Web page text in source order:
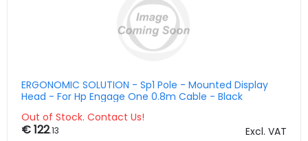
ERGONOMIC SOLUTION - Sp1 Pole - Mounted Display
Head - For Hp Engage One 0.8m Cable - Black
Out of Stock. Contact Us!
€ 122.13 Excl. VAT